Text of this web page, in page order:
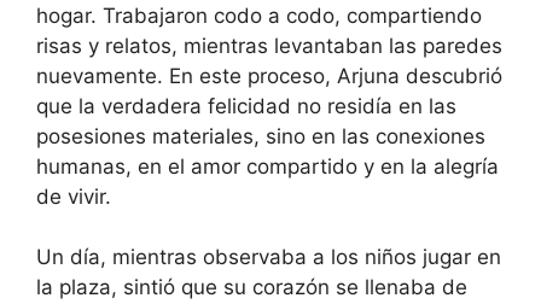
hogar. Trabajaron codo a codo, compartiendo
risas y relatos, mientras levantaban las paredes
nuevamente. En este proceso, Arjuna descubrió
que la verdadera felicidad no residía en las
posesiones materiales, sino en las conexiones
humanas, en el amor compartido y en la alegría
de vivir.
Un día, mientras observaba a los niños jugar en
la plaza, sintió que su corazón se llenaba de